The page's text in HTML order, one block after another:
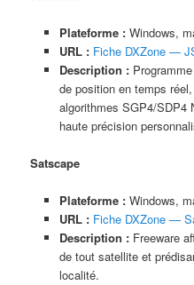
Plateforme : Windows,
URL : Fiche DXZone —
Description :
de position en temps
algorithmes SGP4/SDP4
haute précision
Satscape
Plateforme : Windows,
URL : Fiche DXZone —
Description : Freeware
de tout satellite et
localité.